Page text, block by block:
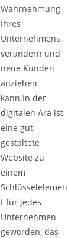
Wahrnehmung
Ihres
Unternehmens
verändern und
neue Kunden
anziehen
kann.In der
digitalen Ära ist
eine gut
gestaltete
Website zu
einem
Schlüsselelemen
t für jedes
Unternehmen
geworden, das